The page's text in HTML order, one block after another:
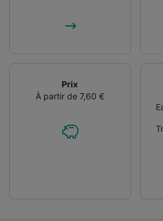
Prix
À partir de 7,60 €